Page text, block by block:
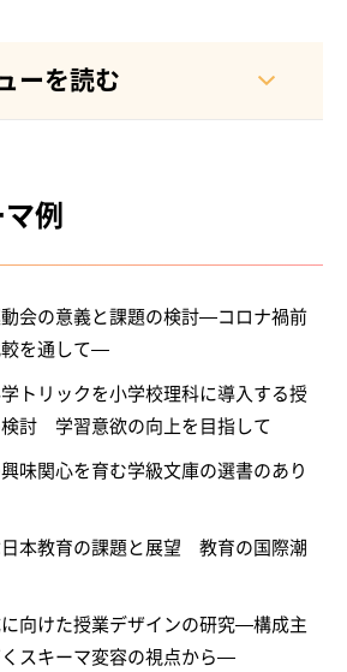
ーを読む
例
会の意義と課題の検討―コロナ禍前
を通して―
トリックを小学校理科に導入する授
討 学習意欲の向上を目指して
味関心を育む学級文庫の選書のあり
本教育の課題と展望 教育の国際潮
に向けた授業デザインの研究―構成主
スキーマ変容の視点から―